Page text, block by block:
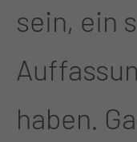
sein, ein
haben.